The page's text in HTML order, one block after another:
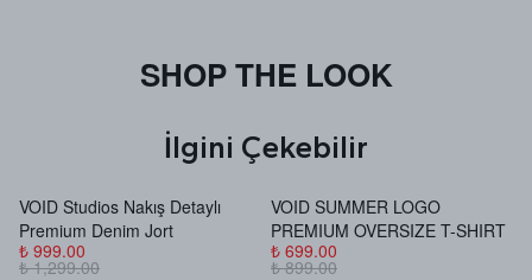
SHOP THE LOOK
İlgini Çekebilir
VOID Studios Nakış Detaylı
Premium Denim Jort
₺ 999.00
₺ 1,299.00
VOID SUMMER LOGO
PREMIUM OVERSIZE T-SHIRT
₺ 699.00
₺ 899.00